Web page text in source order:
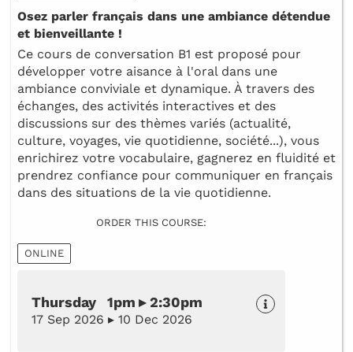
Osez parler français dans une ambiance détendue
et bienveillante !
Ce cours de conversation B1 est proposé pour
développer votre aisance à l'oral dans une
ambiance conviviale et dynamique. À travers des
échanges, des activités interactives et des
discussions sur des thèmes variés (actualité,
culture, voyages, vie quotidienne, société...), vous
enrichirez votre vocabulaire, gagnerez en fluidité et
prendrez confiance pour communiquer en français
dans des situations de la vie quotidienne.
ORDER THIS COURSE:
ONLINE
Thursday 1pm ▸ 2:30pm
17 Sep 2026 ▸ 10 Dec 2026